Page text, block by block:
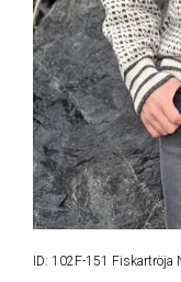
ID: 102F-151 Fiskartröja